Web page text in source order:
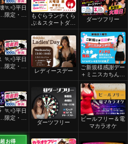
🏃💨平日
限定・先
もぐらランチくら
ぶ＆スタートダッ
シュ
ダーツフリー
🏃💨平日
限定・先
レディースデー
ご新規様感謝デー
＋ミニスカちんち
ろ
🏃💨平日
限定・先
ダーツフリー
ビールフリー＆電
マカラオケ
お得